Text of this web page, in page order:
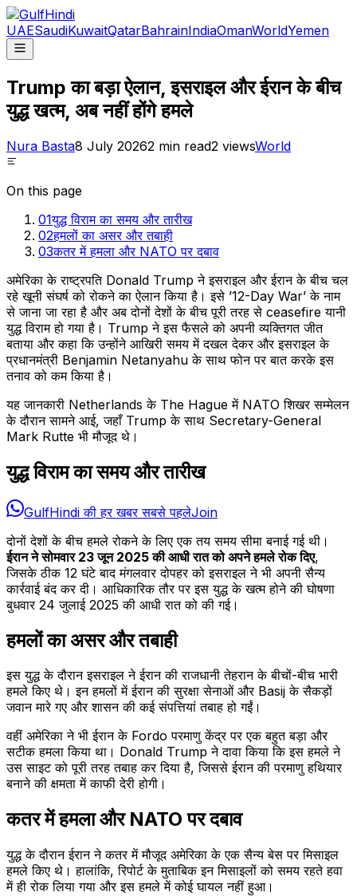
UAESaudiKuwaitQatarBahrainIndiaOmanWorldYemen
Trump का बड़ा ऐलान, इसराइल और ईरान के बीच
युद्ध खत्म, अब नहीं होंगे हमले
Nura Basta8 July 20262 min read2 viewsWorld
On this page
01युद्ध विराम का समय और तारीख
02हमलों का असर और तबाही
03कतर में हमला और NATO पर दबाव
अमेरिका के राष्ट्रपति Donald Trump ने इसराइल और ईरान के बीच चल
रहे खूनी संघर्ष को रोकने का ऐलान किया है। इसे ’12-Day War’ के नाम
से जाना जा रहा है और अब दोनों देशों के बीच पूरी तरह से ceasefire यानी
युद्ध विराम हो गया है। Trump ने इस फैसले को अपनी व्यक्तिगत जीत
बताया और कहा कि उन्होंने आखिरी समय में दखल देकर और इसराइल के
प्रधानमंत्री Benjamin Netanyahu के साथ फोन पर बात करके इस
तनाव को कम किया है।
यह जानकारी Netherlands के The Hague में NATO शिखर सम्मेलन
के दौरान सामने आई, जहाँ Trump के साथ Secretary-General
Mark Rutte भी मौजूद थे।
युद्ध विराम का समय और तारीख
GulfHindi की हर खबर सबसे पहलेJoin
दोनों देशों के बीच हमले रोकने के लिए एक तय समय सीमा बनाई गई थी।
ईरान ने सोमवार 23 जून 2025 की आधी रात को अपने हमले रोक दिए,
जिसके ठीक 12 घंटे बाद मंगलवार दोपहर को इसराइल ने भी अपनी सैन्य
कार्रवाई बंद कर दी। आधिकारिक तौर पर इस युद्ध के खत्म होने की घोषणा
बुधवार 24 जुलाई 2025 की आधी रात को की गई।
हमलों का असर और तबाही
इस युद्ध के दौरान इसराइल ने ईरान की राजधानी तेहरान के बीचों-बीच भारी
हमले किए थे। इन हमलों में ईरान की सुरक्षा सेनाओं और Basij के सैकड़ों
जवान मारे गए और शासन की कई संपत्तियां तबाह हो गईं।
वहीं अमेरिका ने भी ईरान के Fordo परमाणु केंद्र पर एक बहुत बड़ा और
सटीक हमला किया था। Donald Trump ने दावा किया कि इस हमले ने
उस साइट को पूरी तरह तबाह कर दिया है, जिससे ईरान की परमाणु हथियार
बनाने की क्षमता में काफी देरी होगी।
कतर में हमला और NATO पर दबाव
युद्ध के दौरान ईरान ने कतर में मौजूद अमेरिका के एक सैन्य बेस पर मिसाइल
हमले किए थे। हालांकि, रिपोर्ट के मुताबिक इन मिसाइलों को समय रहते हवा
में ही रोक लिया गया और इस हमले में कोई घायल नहीं हुआ।